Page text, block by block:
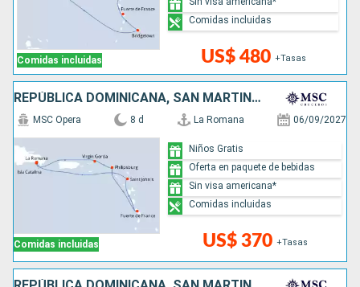
Comidas incluidas US$ 480 +Tasas
Comidas incluidas
REPÚBLICA DOMINICANA, SAN MARTÍN, ANTIGUA Y BARBUDA
Comidas incluidas
MSC Opera 8 d La Romana 06/09/2027
US$ 370 +Tasas
Niños Gratis
Oferta en paquete de bebidas
Sin visa americana*
Comidas incluidas